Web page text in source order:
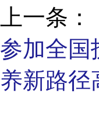
上一条：
参加全国
养新路径